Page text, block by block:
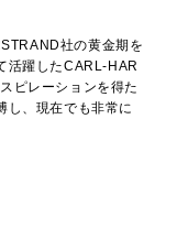
社の黄金期を
活躍したCARL-HAR
ピレーションを得た
し、現在でも非常に
ます。